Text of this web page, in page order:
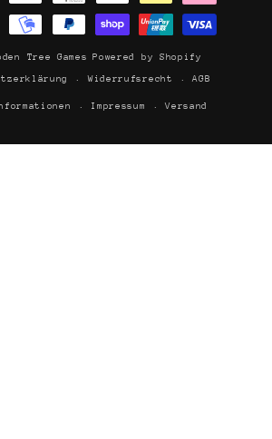
Tree Games
Powered by Shopify
Widerrufsrecht AGB
Impressum Versand